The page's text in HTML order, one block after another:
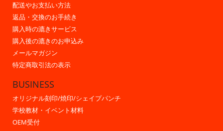
配送やお支払い方法
返品・交換のお手続き
購入時の漉きサービス
購入後の漉きのお申込み
メールマガジン
特定商取引法の表示
BUSINESS
オリジナル刻印/焼印/シェイプパンチ
学校教材・イベント材料
OEM受付